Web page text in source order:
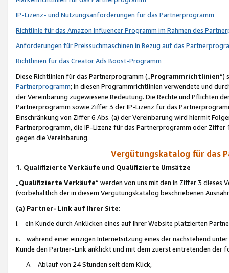
IP-Lizenz- und Nutzungsanforderungen für das Partnerprogramm
Richtlinie für das Amazon Influencer Programm im Rahmen des
Anforderungen für Preissuchmaschinen in Bezug auf das
Richtlinien für das Creator Ads Boost-Programm
Diese Richtlinien für das Partnerprogramm („Programmrichtlinien“)
Partnerprogramm; in diesen Programmrichtlinien verwendete und
der Vereinbarung zugewiesene Bedeutung. Die Rechte und Pflichten
Partnerprogramm sowie Ziffer 3 der IP-Lizenz für das
Einschränkung von Ziffer 6 Abs. (a) der Vereinbarung wird hiermit
Partnerprogramm, die IP-Lizenz für das Partnerprogramm oder
gegen die Vereinbarung.
Vergütungskatalog für das
1. Qualifizierte Verkäufe und Qualifizierte Umsätze
Qualifizierte Verkäufe“ werden von uns mit den in Ziffer 3
(vorbehaltlich der in diesem Vergütungskatalog beschriebenen
(a) Partner- Link auf Ihrer Site:
i. ein Kunde durch Anklicken eines auf Ihrer Website platzierten
ii. während einer einzigen Internetsitzung eines der nachstehend
Kunde den Partner-Link anklickt und mit dem zuerst eintretenden der
A. Ablauf von 24 Stunden seit dem Klick,